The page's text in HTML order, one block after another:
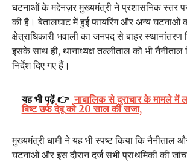
घटनाओं के मद्देनज़र मुख्यमंत्री ने प्रशासनिक स्तर पर
की है। बेतालघाट में हुई फायरिंग और अन्य घटनाओं
क्षेत्राधिकारी भवाली का जनपद से बाहर स्थानांतरण
इसके साथ ही, थानाध्यक्ष तल्लीताल को भी
निर्देश दिए गए हैं।
यह भी पढ़ें 👉 नाबालिक से दुराचार के मामले
बिष्ट उर्फ देबू को 20 साल की सजा,
मुख्यमंत्री धामी ने यह भी स्पष्ट किया कि नैनीताल
घटनाओं और इस दौरान दर्ज सभी प्राथमिकी की